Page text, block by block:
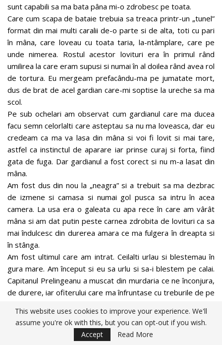
sunt capabili sa ma bata pâna mi-o zdrobesc pe toata.
Care cum scapa de bataie trebuia sa treaca printr-un „tunel”
format din mai multi caralii de-o parte si de alta, toti cu pari
în mâna, care loveau cu toata taria, la-ntâmplare, care pe
unde nimerea. Rostul acestor lovituri era în primul rând
umilirea la care eram supusi si numai în al doilea rând avea rol
de tortura. Eu mergeam prefacându-ma pe jumatate mort,
dus de brat de acel gardian care-mi soptise la ureche sa ma
scol.
Pe sub ochelari am observat cum gardianul care ma ducea
facu semn celorlalti care asteptau sa nu ma loveasca, dar eu
credeam ca ma va lasa din mâna si voi fi lovit si mai tare,
astfel ca instinctul de aparare iar prinse curaj si forta, fiind
gata de fuga. Dar gardianul a fost corect si nu m-a lasat din
mâna.
Am fost dus din nou la „neagra” si a trebuit sa ma dezbrac
de izmene si camasa si numai gol pusca sa intru în acea
camera. La usa era o galeata cu apa rece în care am vârât
mâna si am dat putin peste carnea zdrobita de lovituri ca sa
mai îndulcesc din durerea amara ce ma fulgera în dreapta si
în stânga.
Am fost ultimul care am intrat. Ceilalti urlau si blestemau în
gura mare. Am început si eu sa urlu si sa-i blestem pe calai.
Capitanul Prelingeanu a muscat din murdaria ce ne înconjura,
de durere, iar ofiterului care ma înfruntase cu treburile de pe
aici. Gemu, scrâsnind din dinti, si nu-mi raspunse.
Dintre toti cei de fata, eu si cu Nicu Bardac am fost cei mai
rezistenti si ne-am vaitat cel mai putin, desi eram cei mai
This website uses cookies to improve your experience. We'll
assume you're ok with this, but you can opt-out if you wish.
Accept
Read More